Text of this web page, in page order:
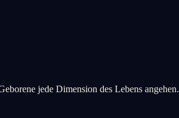
jede Dimension des Lebens angehen.